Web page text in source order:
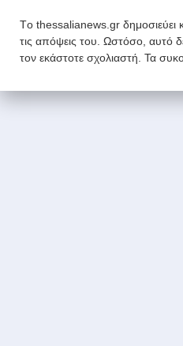
Tο thessalianews.gr δημοσιεύει
τις απόψεις του. Ωστόσο, αυτό
τον εκάστοτε σχολιαστή. Τα